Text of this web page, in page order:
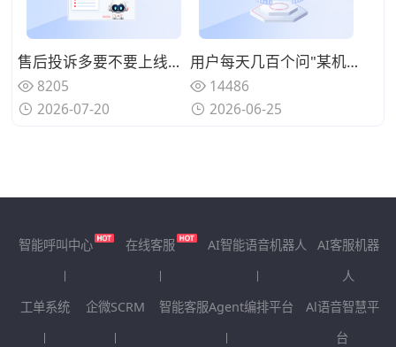
售后投诉多要不要上线呼叫中心系统？规范来电处理标准
8205
2026-07-20
用户每天几百个问"某机型回收多少钱"、人工查型号报价慢还漏单？用智能电话呼叫中心系统自动识别型号并实时报价
14486
2026-06-25
智能呼叫中心 在线客服 AI智能语音机器人
AI客服机器
人
工单系统
企微SCRM 智能客服Agent编排平台
Al语音智慧平
台